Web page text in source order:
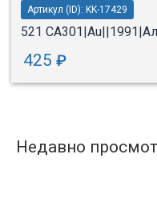
Артикул (ID): KK-17429
521
425 ₽
Недавно